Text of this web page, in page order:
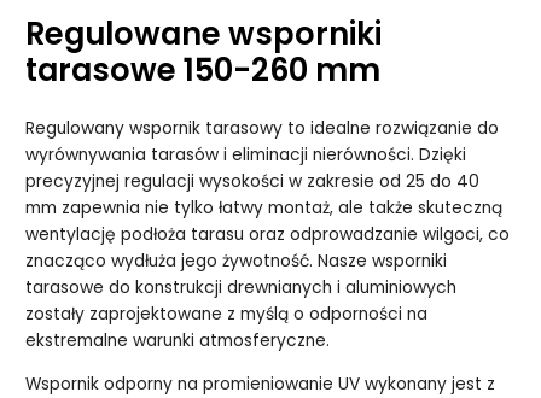
Regulowane wsporniki
tarasowe 150-260 mm
Regulowany wspornik tarasowy to idealne rozwiązanie do
wyrównywania tarasów i eliminacji nierówności. Dzięki
precyzyjnej regulacji wysokości w zakresie od 25 do 40
mm zapewnia nie tylko łatwy montaż, ale także skuteczną
wentylację podłoża tarasu oraz odprowadzanie wilgoci, co
znacząco wydłuża jego żywotność. Nasze wsporniki
tarasowe do konstrukcji drewnianych i aluminiowych
zostały zaprojektowane z myślą o odporności na
ekstremalne warunki atmosferyczne.
Wspornik odporny na promieniowanie UV wykonany jest z